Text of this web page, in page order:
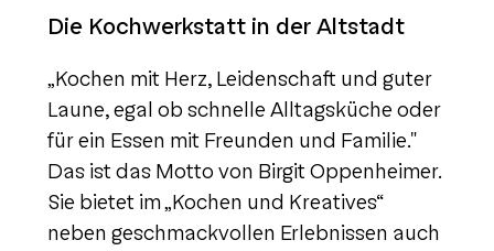
Die Kochwerkstatt in der Altstadt
„Kochen mit Herz, Leidenschaft und guter
Laune, egal ob schnelle Alltagsküche oder
für ein Essen mit Freunden und Familie."
Das ist das Motto von Birgit Oppenheimer.
Sie bietet im „Kochen und Kreatives“
neben geschmackvollen Erlebnissen auch